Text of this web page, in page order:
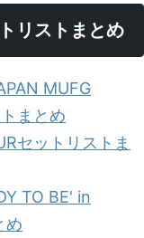
リストまとめ
MUFG
まとめ
セットリストま
TO BE' in
め